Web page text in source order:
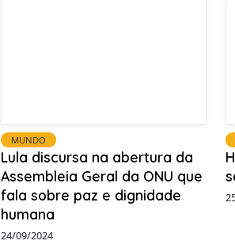
MUNDO
Lula discursa na abertura da
Assembleia Geral da ONU que
fala sobre paz e dignidade
humana
24/09/2024